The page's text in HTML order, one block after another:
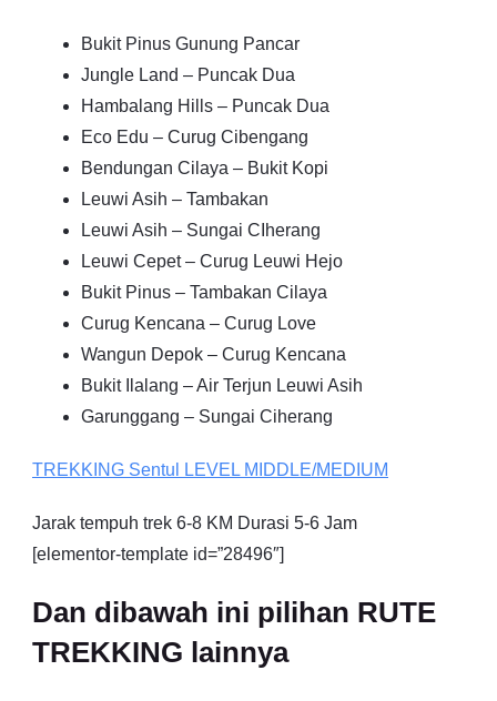
Bukit Pinus Gunung Pancar
Jungle Land – Puncak Dua
Hambalang Hills – Puncak Dua
Eco Edu – Curug Cibengang
Bendungan Cilaya – Bukit Kopi
Leuwi Asih – Tambakan
Leuwi Asih – Sungai CIherang
Leuwi Cepet – Curug Leuwi Hejo
Bukit Pinus – Tambakan Cilaya
Curug Kencana – Curug Love
Wangun Depok – Curug Kencana
Bukit Ilalang – Air Terjun Leuwi Asih
Garunggang – Sungai Ciherang
TREKKING Sentul LEVEL MIDDLE/MEDIUM
Jarak tempuh trek 6-8 KM Durasi 5-6 Jam
[elementor-template id=”28496″]
Dan dibawah ini pilihan RUTE
TREKKING lainnya